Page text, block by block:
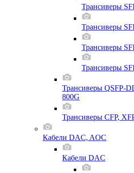
Трансиверы
Трансиверы
Трансиверы
Трансиверы
Трансиверы QSFP-
800G
Трансиверы CFP,
Кабели DAC, AOC
Кабели DAC